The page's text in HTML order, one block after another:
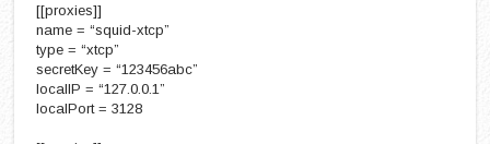
[[proxies]]
name = “squid-xtcp”
type = “xtcp”
secretKey = “123456abc”
localIP = “127.0.0.1”
localPort = 3128